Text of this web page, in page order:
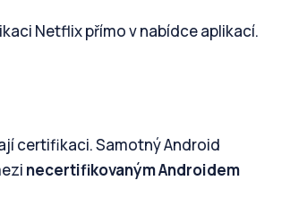
Netflix přímo v nabídce aplikací.
certifikaci. Samotný Android
necertifikovaným Androidem